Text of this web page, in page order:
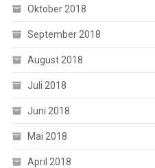
Oktober 2018
September 2018
August 2018
Juli 2018
Juni 2018
Mai 2018
April 2018